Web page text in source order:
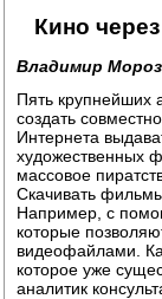
Кино
Владимир
Пять крупнейших
создать
Интернета
художественных
массовое
Скачивать
Например, с
которые
видеофайлами.
которое уже
аналитик